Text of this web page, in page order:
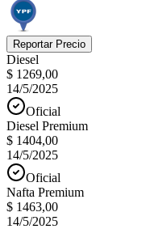
Reportar Precio
Diesel
$ 1269,00
14/5/2025
Oficial
Diesel Premium
$ 1404,00
14/5/2025
Oficial
Nafta Premium
$ 1463,00
14/5/2025